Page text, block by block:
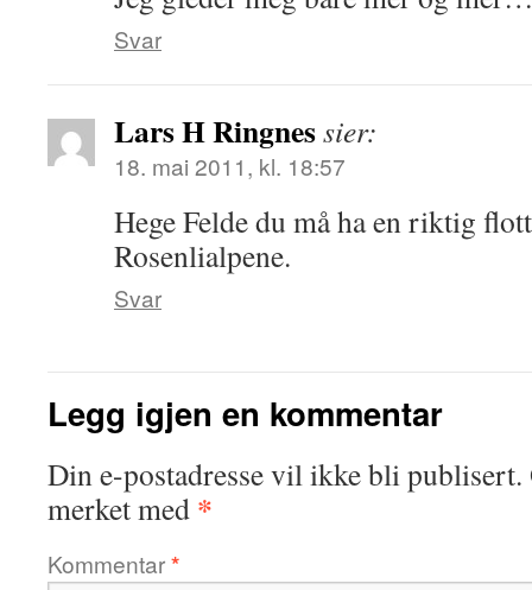
Svar
Lars H Ringnessier:
18. mai 2011, kl. 18:57
Hege Felde du må ha en riktig
Rosenlialpene.
Svar
Legg igjen en kommentar
Din e-postadresse vil ikke bli publisert.
merket med *
Kommentar*